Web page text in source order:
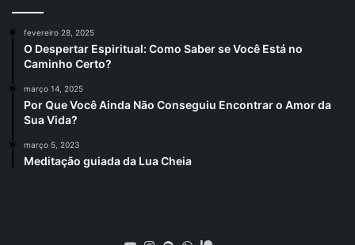
fevereiro 28, 2025
O Despertar Espiritual: Como Saber se Você Está no
Caminho Certo?
março 14, 2025
Por Que Você Ainda Não Conseguiu Encontrar o Amor da
Sua Vida?
março 5, 2023
Meditação guiada da Lua Cheia